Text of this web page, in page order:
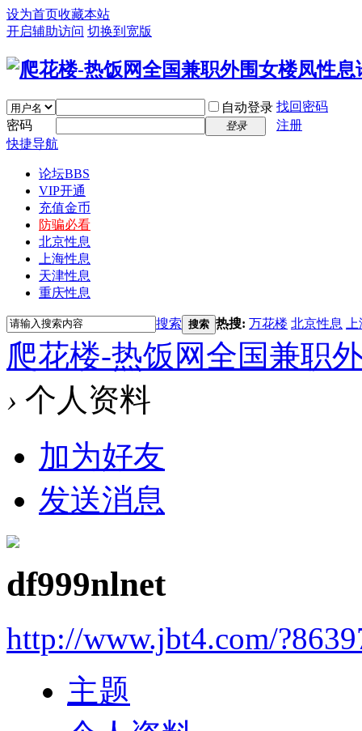
设为首页收藏本站
开启辅助访问 切换到宽版
自动登录 找回密码
密码
登录
注册
快捷导航
论坛BBS
VIP开通
充值金币
防骗必看
北京性息
上海性息
天津性息
重庆性息
搜索 搜索 热搜: 万花楼 北京性息
爬花楼-热饭网全国兼职
› 个人资料
加为好友
发送消息
df999nlnet
http://www.jbt4.com/
主题